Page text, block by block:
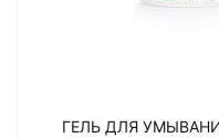
ГЕЛЬ ДЛЯ